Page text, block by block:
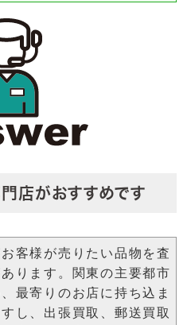
店がおすすめです
客様が売りたい品物を査
ります。関東の主要都市
最寄りのお店に持ち込ま
し、出張買取、郵送買取